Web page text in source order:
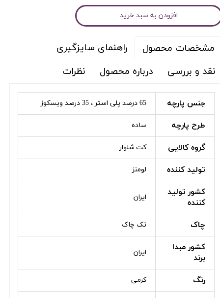
افزودن به سبد خرید
مشخصات محصول
راهنمای سایزگیری
نقد و بررسی
درباره محصول نظرات
جنس پارچه 65 درصد پلی استر ، 35 درصد ویسکوز
طرح پارچه ساده
گروه کالایی کت شلوار
تولید کننده لومنز
کشور تولید
کننده
ایران
چاک تک چاک
کشور مبدا
برند
ایران
رنگ کرمی